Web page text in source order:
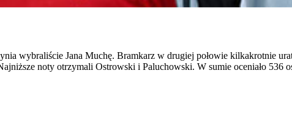
wybraliście Jana Muchę. Bramkarz w drugiej połowie kilkakrotnie
noty otrzymali Ostrowski i Paluchowski. W sumie oceniało 536